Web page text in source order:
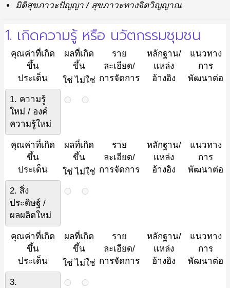
มิติสุขภาวะปัญญา / สุขภาวะทางจิตวิญญาณ
1. เกิดความรู้ หรือ นวัตกรรมชุมชน
คุณค่าที่เกิด
ขึ้น
ประเด็น
ผลที่เกิด
ขึ้น
ราย
ละเอียด/
การจัดการ
หลักฐาน/
แหล่ง
อ้างอิง
แนวทาง
การ
พัฒนาต่อ
ใช่ ไม่ใช่
1. ความรู้
ใหม่ / องค์
ความรู้ใหม่
คุณค่าที่เกิด
ขึ้น
ประเด็น
ผลที่เกิด
ขึ้น
ราย
ละเอียด/
การจัดการ
หลักฐาน/
แหล่ง
อ้างอิง
แนวทาง
การ
พัฒนาต่อ
ใช่ ไม่ใช่
2. สิ่ง
ประดิษฐ์ /
ผลผลิตใหม่
คุณค่าที่เกิด
ขึ้น
ประเด็น
ผลที่เกิด
ขึ้น
ราย
ละเอียด/
การจัดการ
หลักฐาน/
แหล่ง
อ้างอิง
แนวทาง
การ
พัฒนาต่อ
ใช่ ไม่ใช่
3.